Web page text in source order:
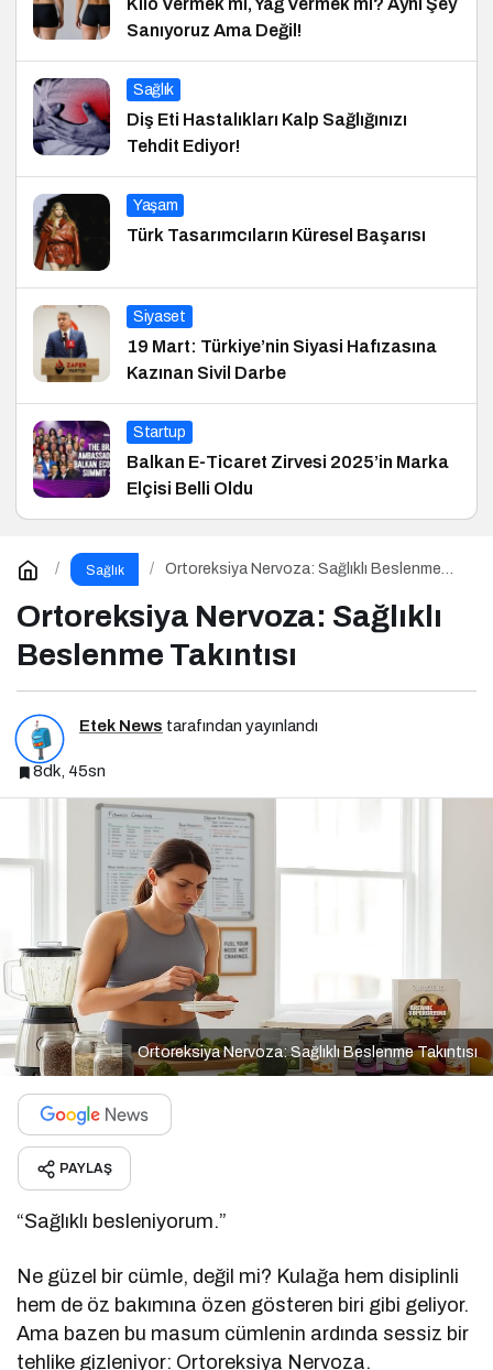
Sanıyoruz Ama Değil!
Sağlık
Diş Eti Hastalıkları Kalp Sağlığınızı
Tehdit Ediyor!
Yaşam
Türk Tasarımcıların Küresel Başarısı
Siyaset
19 Mart: Türkiye’nin Siyasi Hafızasına
Kazınan Sivil Darbe
Startup
Balkan E-Ticaret Zirvesi 2025’in Marka
Elçisi Belli Oldu
Sağlık
Ortoreksiya Nervoza: Sağlıklı Beslenme
Ortoreksiya Nervoza: Sağlıklı
Beslenme Takıntısı
Etek News tarafından yayınlandı
8dk, 45sn
Ortoreksiya Nervoza: Sağlıklı Beslenme Takıntısı
PAYLAŞ
“Sağlıklı besleniyorum.”
Ne güzel bir cümle, değil mi? Kulağa hem disiplinli
hem de öz bakımına özen gösteren biri gibi geliyor.
Ama bazen bu masum cümlenin ardında sessiz bir
tehlike gizleniyor: Ortoreksiya Nervoza.